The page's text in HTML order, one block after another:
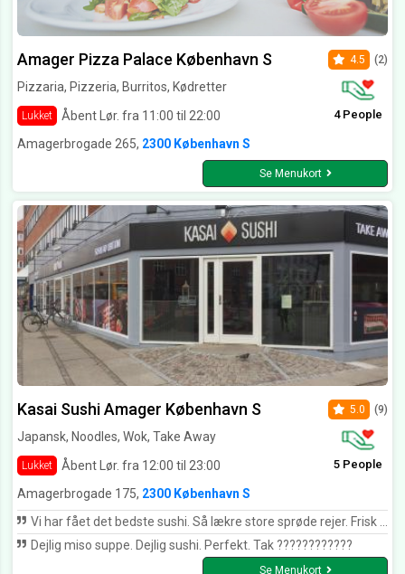
Amager Pizza Palace København S
Pizzaria, Pizzeria, Burritos, Kødretter
Lukket Åbent Lør. fra 11:00 til 22:00
4.5 (2)
4 People
Amagerbrogade 265, 2300 København S
Se Menukort
Kasai Sushi Amager København S
Japansk, Noodles, Wok, Take Away
Lukket Åbent Lør. fra 12:00 til 23:00
5.0 (9)
5 People
Amagerbrogade 175, 2300 København S
Vi har fået det bedste sushi. Så lækre store sprøde rejer. Frisk fisk og friske grøntsager. Vi spiser ofte sushi. Men de har virkelig overgået sig selv. Mange mange tak for lækker mad. Vi har været her et par gange før hvor det også har været godt. Men denne gang var det virkelig virkelig lækkert.
Dejlig miso suppe. Dejlig sushi. Perfekt. Tak ????????????
Se Menukort